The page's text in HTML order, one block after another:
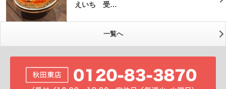
えいち 受…
一覧へ